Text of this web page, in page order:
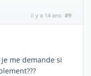
il y a 14 ans #9
me demande si